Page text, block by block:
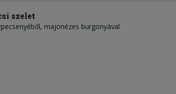
szelet
majonézes burgonyával